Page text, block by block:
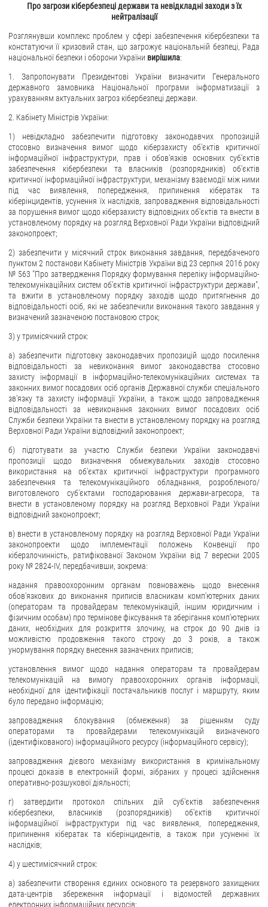
ДЕРЖАВНИЙ РЕЄСТР САНКЦІЙ
Про загрози кібербезпеці держави та невідкладні заходи з їх
нейтралізації
Розглянувши комплекс проблем у сфері забезпечення кібербезпеки та
констатуючи її кризовий стан, що загрожує національній безпеці, Рада
національної безпеки і оборони України вирішила:
1. Запропонувати Президентові України визначити Генерального
державного замовника Національної програми інформатизації з
урахуванням актуальних загроз кібербезпеці держави.
2. Кабінету Міністрів України:
1) невідкладно забезпечити підготовку законодавчих пропозицій
стосовно визначення вимог щодо кіберзахисту об'єктів критичної
інформаційної інфраструктури, прав і обов'язків основних суб'єктів
забезпечення кібербезпеки та власників (розпорядників) об'єктів
критичної інформаційної інфраструктури, механізму взаємодії між ними
під час виявлення, попередження, припинення кібератак та
кіберінцидентів, усунення їх наслідків, запровадження відповідальності
за порушення вимог щодо кіберзахисту відповідних об'єктів та внести в
установленому порядку на розгляд Верховної Ради України відповідний
законопроект;
2) забезпечити у місячний строк виконання завдання, передбаченого
пунктом 2 постанови Кабінету Міністрів України від 23 серпня 2016 року
№ 563 "Про затвердження Порядку формування переліку інформаційно-
телекомунікаційних систем об'єктів критичної інфраструктури держави",
та вжити в установленому порядку заходів щодо притягнення до
відповідальності осіб, які не забезпечили виконання такого завдання у
визначений зазначеною постановою строк;
3) у тримісячний строк:
а) забезпечити підготовку законодавчих пропозицій щодо посилення
відповідальності за невиконання вимог законодавства стосовно
захисту інформації в інформаційно-телекомунікаційних системах та
законних вимог посадових осіб органів Державної служби спеціального
зв'язку та захисту інформації України, а також щодо запровадження
відповідальності за невиконання законних вимог посадових осіб
Служби безпеки України та внести в установленому порядку на розгляд
Верховної Ради України відповідний законопроект;
б) підготувати за участю Служби безпеки України законодавчі
пропозиції щодо визначення обмежувальних заходів стосовно
використання на об'єктах критичної інфраструктури програмного
забезпечення та телекомунікаційного обладнання, розробленого/
виготовленого суб'єктами господарювання держави-агресора, та
внести в установленому порядку на розгляд Верховної Ради України
відповідний законопроект;
в) внести в установленому порядку на розгляд Верховної Ради України
законопроекти щодо імплементації положень Конвенції про
кіберзлочинність, ратифікованої Законом України від 7 вересни 2005
року № 2824-IV, передбачивши, зокрема:
надання правоохоронним органам повноважень щодо внесення
обов'язкових до виконання приписів власникам комп'ютерних даних
(операторам та провайдерам телекомунікацій, іншим юридичним і
фізичним особам) про термінове фіксування та зберігання комп'ютерних
даних, необхідних для розкриття злочину, на строк до 90 днів із
можливістю продовження такого строку до 3 років, а також
унормування порядку внесення зазначених приписів;
установлення вимог щодо надання операторам та провайдерам
телекомунікацій на вимогу правоохоронних органів інформації,
необхідної для ідентифікації постачальників послуг і маршруту, яким
було передано інформацію;
запровадження блокування (обмеження) за рішенням суду
операторами та провайдерами телекомунікацій визначеного
(ідентифікованого) інформаційного ресурсу (інформаційного сервісу);
запровадження дієвого механізму використання в кримінальному
процесі доказів в електронній формі, зібраних у процесі здійснення
оперативно-розшукової діяльності;
г) затвердити протокол спільних дій суб'єктів забезпечення
кібербезпеки, власників (розпорядників) об'єктів критичної
інформаційної інфраструктури під час виявлення, попередження,
припинення кібератак та кіберінцидентів, а також при усуненні їх
наслідків;
4) у шестимісячний строк:
а) забезпечити створення єдиних основного та резервного захищених
дата-центрів збереження інформації і відомостей державних
електронних інформаційних ресурсів;